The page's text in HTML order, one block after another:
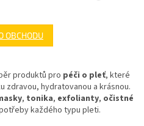
OBCHODU
produktů pro péči o pleť, které
zdravou, hydratovanou a krásnou.
, tonika, exfolianty, očistné
každého typu pleti.